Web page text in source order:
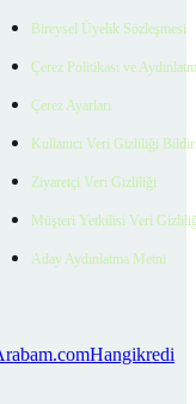
Bireysel Üyelik Sözleşmesi
Çerez Politikası ve
Çerez Ayarları
Kullanıcı Veri Gizliliği
Ziyaretçi Veri Gizliliği
Müşteri Yetkilisi Veri
Aday Aydınlatma Metni
Hangikredi